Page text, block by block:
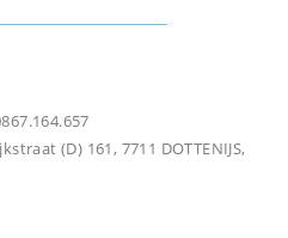
(D) 161, 7711 DOTTENIJS,